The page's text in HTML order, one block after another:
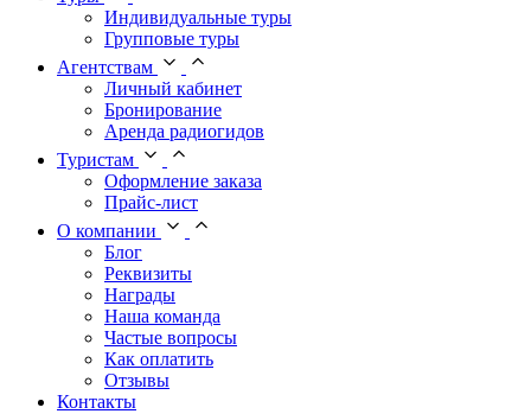
Индивидуальные туры
Групповые туры
Агентствам
Личный кабинет
Бронирование
Аренда радиогидов
Туристам
Оформление заказа
Прайс-лист
О компании
Блог
Реквизиты
Награды
Наша команда
Частые вопросы
Как оплатить
Отзывы
Контакты